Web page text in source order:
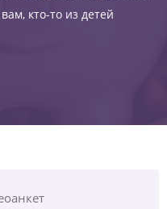
кто-то из детей